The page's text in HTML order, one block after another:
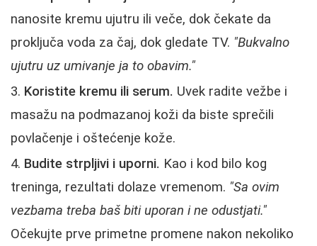
nanosite kremu ujutru ili veče, dok čekate da
proključa voda za čaj, dok gledate TV. "Bukvalno
ujutru uz umivanje ja to obavim."
Koristite kremu ili serum. Uvek radite vežbe i
masažu na podmazanoj koži da biste sprečili
povlačenje i oštećenje kože.
Budite strpljivi i uporni. Kao i kod bilo kog
treninga, rezultati dolaze vremenom. "Sa ovim
vezbama treba baš biti uporan i ne odustjati."
Očekujte prve primetne promene nakon nekoliko